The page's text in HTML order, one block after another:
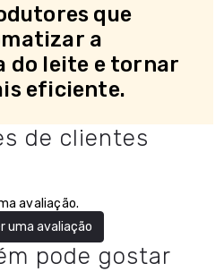
que
a
do leite e tornar
eficiente.
de clientes
avaliação.
uma avaliação
pode gostar